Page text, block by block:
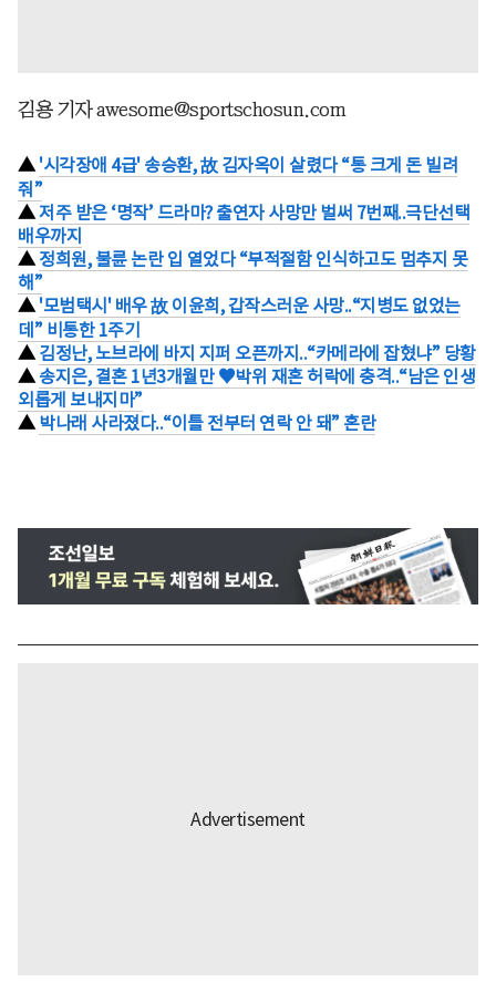
김용 기자 awesome@sportschosun.com
▲ '시각장애 4급' 송승환, 故 김자옥이 살렸다 “통 크게 돈 빌려
줘”
▲저주 받은 ‘명작’ 드라마? 출연자 사망만 벌써 7번째..극단선택
배우까지
▲ 정희원, 불륜 논란 입 열었다 “부적절함 인식하고도 멈추지 못
해”
▲ '모범택시' 배우 故 이윤희, 갑작스러운 사망..“지병도 없었는
데” 비통한 1주기
▲ 김정난, 노브라에 바지 지퍼 오픈까지..“카메라에 잡혔냐” 당황
▲ 송지은, 결혼 1년3개월만 ♥박위 재혼 허락에 충격..“남은 인생
외롭게 보내지마”
▲ 박나래 사라졌다..“이틀 전부터 연락 안 돼” 혼란